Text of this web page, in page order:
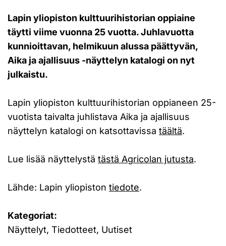
Lapin yliopiston kulttuurihistorian oppiaine
täytti viime vuonna 25 vuotta. Juhlavuotta
kunnioittavan, helmikuun alussa päättyvän,
Aika ja ajallisuus -näyttelyn katalogi on nyt
julkaistu.
Lapin yliopiston kulttuurihistorian oppianeen 25-
vuotista taivalta juhlistava Aika ja ajallisuus
näyttelyn katalogi on katsottavissa täältä.
Lue lisää näyttelystä tästä Agricolan jutusta.
Lähde: Lapin yliopiston tiedote.
Kategoriat:
Näyttelyt, Tiedotteet, Uutiset